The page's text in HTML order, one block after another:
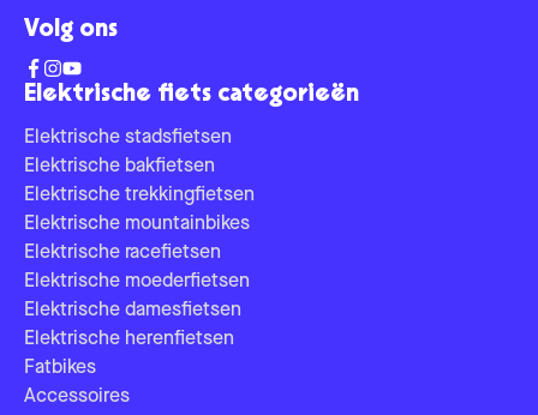
Elektrische fiets categorieën
Elektrische stadsfietsen
Elektrische bakfietsen
Elektrische trekkingfietsen
Elektrische mountainbikes
Elektrische racefietsen
Elektrische moederfietsen
Elektrische damesfietsen
Elektrische herenfietsen
Fatbikes
Accessoires
Volg ons